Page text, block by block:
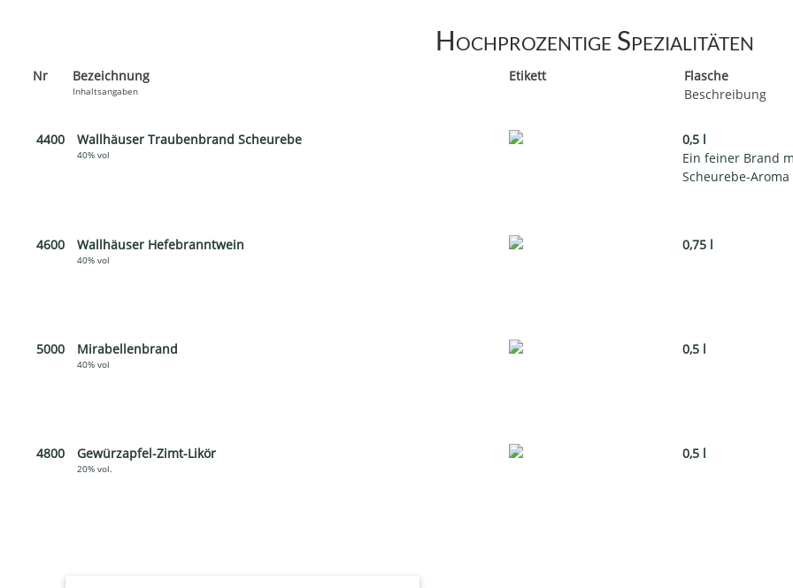
Hochprozentige Spezialitäten
Nr Bezeichnung
Inhaltsangaben
Etikett Flasche
Beschreibung
4400 Wallhäuser Traubenbrand Scheurebe
40% vol
0,5 l
Ein feiner Brand
Scheurebe-Aroma
4600 Wallhäuser Hefebranntwein
40% vol
0,75 l
5000 Mirabellenbrand
40% vol
0,5 l
4800 Gewürzapfel-Zimt-Likör
20% vol.
0,5 l